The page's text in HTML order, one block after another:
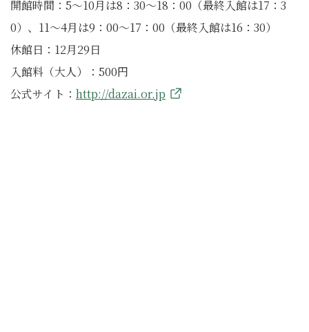
開館時間：5～10月は8：30～18：00（最終入館は17：3
0）、11～4月は9：00～17：00（最終入館は16：30）
休館日：12月29日
入館料（大人）：500円
公式サイト： http://dazai.or.jp